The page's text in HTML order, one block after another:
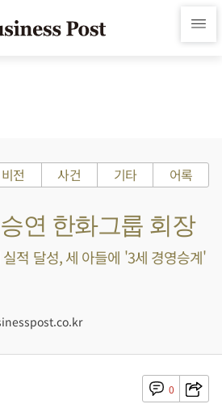
비전 사건 기타 어록
연 한화그룹 회장
적 달성, 세 아들에 '3세 경영승계'
0